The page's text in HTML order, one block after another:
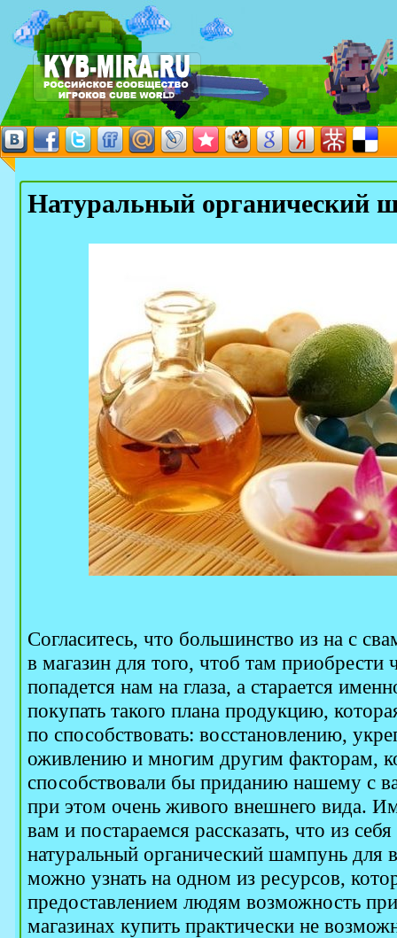
Натуральный органический
Согласитесь, что большинство из на с
в магазин для того, чтоб там приобрести
попадется нам на глаза, а старается
покупать такого плана продукцию,
по способствовать: восстановлению,
оживлению и многим другим факторам,
способствовали бы приданию нашему с
при этом очень живого внешнего вида.
вам и постараемся рассказать, что из
натуральный органический шампунь для
можно узнать на одном из ресурсов,
предоставлением людям возможность
магазинах купить практически не